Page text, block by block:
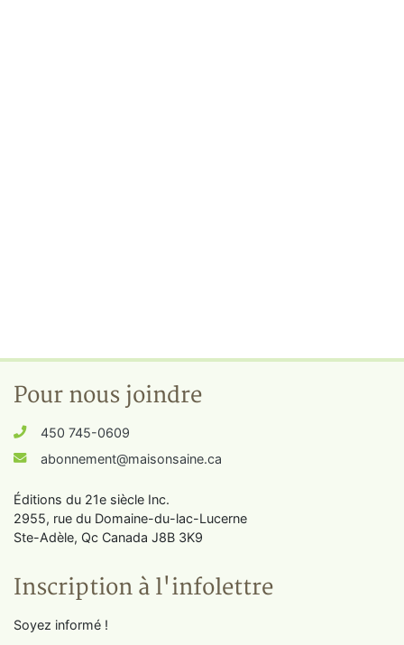
Pour nous joindre
450 745-0609
abonnement@maisonsaine.ca
Éditions du 21e siècle Inc.
2955, rue du Domaine-du-lac-Lucerne
Ste-Adèle, Qc Canada J8B 3K9
Inscription à l'infolettre
Soyez informé !